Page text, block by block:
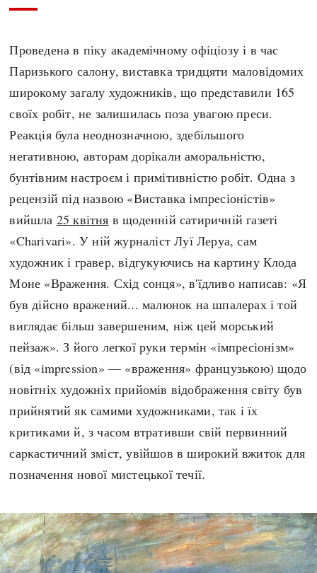
Проведена в піку академічному офіціозу і в час
Паризького салону, виставка тридцяти маловідомих
широкому загалу художників, що представили 165
своїх робіт, не залишилась поза увагою преси.
Реакція була неоднозначною, здебільшого
негативною, авторам дорікали аморальністю,
бунтівним настроєм і примітивністю робіт. Одна з
рецензій під назвою «Виставка імпресіоністів»
вийшла 25 квітня в щоденній сатиричній газеті
«Charivari». У ній журналіст Луї Леруа, сам
художник і гравер, відгукуючись на картину Клода
Моне «Враження. Схід сонця», в'їдливо написав: «Я
був дійсно вражений... малюнок на шпалерах і той
виглядає більш завершеним, ніж цей морський
пейзаж». З його легкої руки термін «імпресіонізм»
(від «impression» — «враження» французькою) щодо
новітніх художніх прийомів відображення світу був
прийнятий як самими художниками, так і їх
критиками й, з часом втративши свій первинний
саркастичний зміст, увійшов в широкий вжиток для
позначення нової мистецької течії.